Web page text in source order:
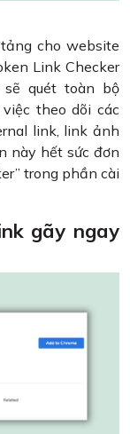
cho website
Link Checker
quét toàn bộ
theo dõi các
link, link ảnh
này hết sức đơn
trong phần cài
gãy ngay